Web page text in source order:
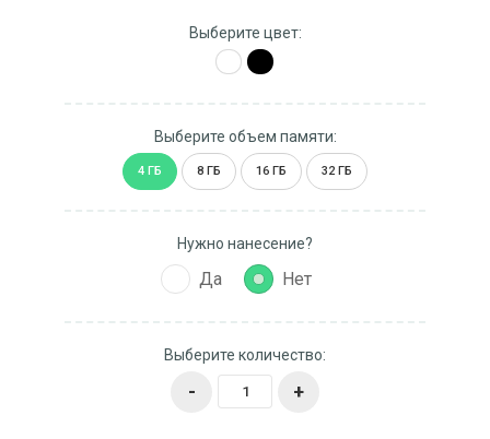
Выберите цвет:
Выберите объем памяти:
4 ГБ 8 ГБ 16 ГБ 32 ГБ
Нужно нанесение?
Да Нет
Выберите количество:
- +